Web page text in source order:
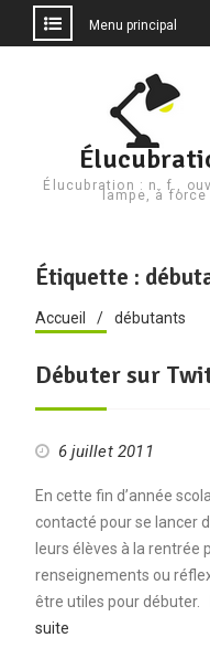
Menu principal
Élucubration : n. f.,
lampe, à
Étiquette :
Accueil débutants
Débuter sur
6 juillet 2011
En cette fin d’année
contacté pour se lancer
leurs élèves à la rentrée
renseignements ou
être utiles pour débuter.
suite